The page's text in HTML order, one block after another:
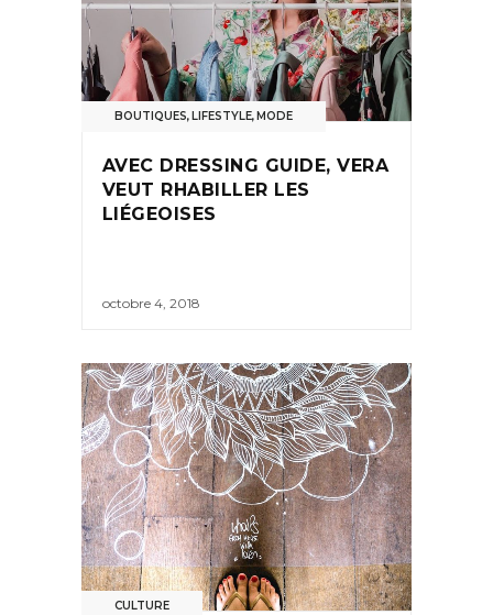
BOUTIQUES, LIFESTYLE, MODE
AVEC DRESSING GUIDE, VERA
VEUT RHABILLER LES
LIÉGEOISES
octobre 4, 2018
CULTURE